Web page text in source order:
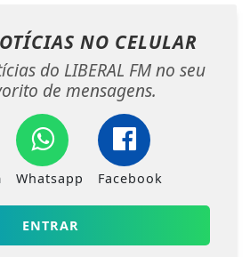
NO CELULAR
do LIBERAL FM no seu
de mensagens.
Whatsapp Facebook
ENTRAR